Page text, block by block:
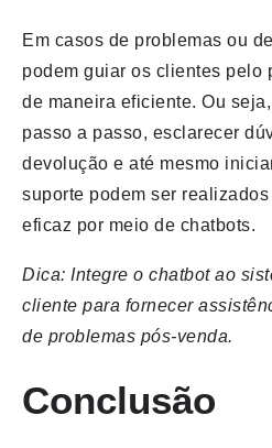
Em casos de problemas ou
podem guiar os clientes pelo
de maneira eficiente. Ou
passo a passo, esclarecer
devolução e até mesmo
suporte podem ser
eficaz por meio de chatbots.
Dica: Integre o chatbot ao
cliente para fornecer
de problemas pós-venda.
Conclusão